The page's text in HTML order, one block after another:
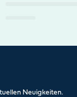
Neuigkeiten.